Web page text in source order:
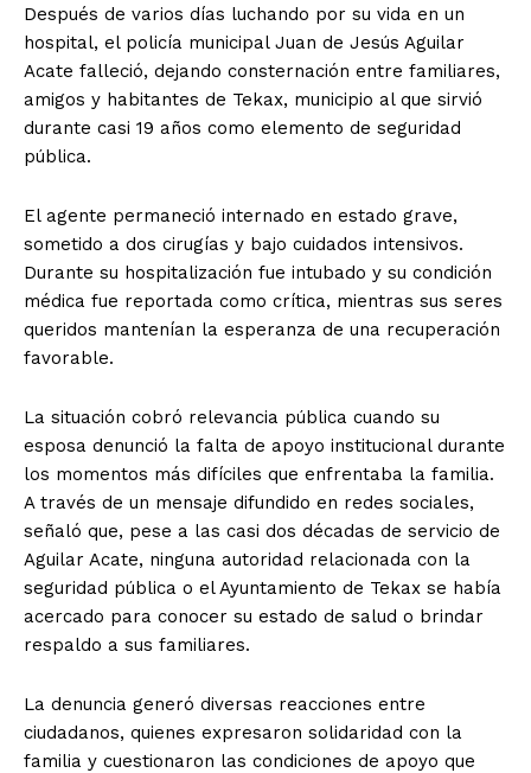
Después de varios días luchando por su vida en un
hospital, el policía municipal Juan de Jesús Aguilar
Acate falleció, dejando consternación entre familiares,
amigos y habitantes de Tekax, municipio al que sirvió
durante casi 19 años como elemento de seguridad
pública.
El agente permaneció internado en estado grave,
sometido a dos cirugías y bajo cuidados intensivos.
Durante su hospitalización fue intubado y su condición
médica fue reportada como crítica, mientras sus seres
queridos mantenían la esperanza de una recuperación
favorable.
La situación cobró relevancia pública cuando su
esposa denunció la falta de apoyo institucional durante
los momentos más difíciles que enfrentaba la familia.
A través de un mensaje difundido en redes sociales,
señaló que, pese a las casi dos décadas de servicio de
Aguilar Acate, ninguna autoridad relacionada con la
seguridad pública o el Ayuntamiento de Tekax se había
acercado para conocer su estado de salud o brindar
respaldo a sus familiares.
La denuncia generó diversas reacciones entre
ciudadanos, quienes expresaron solidaridad con la
familia y cuestionaron las condiciones de apoyo que